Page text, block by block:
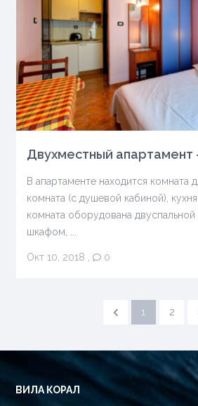
Двухместный
В апартаменте находится комната
комната (с душевой кабиной),
комната оборудована двуспальной
шкафом, ...
Окт 10, 2018 0
1 2
ВИЛA КОРАЛ